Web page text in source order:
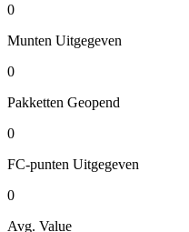
0
Munten Uitgegeven
0
Pakketten Geopend
0
FC-punten Uitgegeven
0
Avg. Value